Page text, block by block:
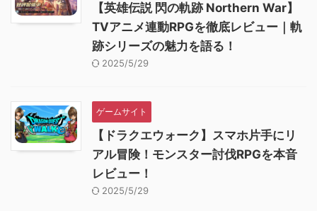
【英雄伝説 閃の軌跡 Northern War】
TVアニメ連動RPGを徹底レビュー｜軌
跡シリーズの魅力を語る！
2025/5/29
ゲームサイト
【ドラクエウォーク】スマホ片手にリ
アル冒険！モンスター討伐RPGを本音
レビュー！
2025/5/29